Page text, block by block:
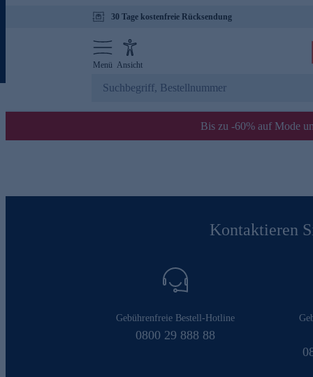
30 Tage kostenfreie Rücksendung
Menü Ansicht
Bis zu -60% auf Mode
Kontaktieren
Gebührenfreie Bestell-Hotline
0800 29 888 88